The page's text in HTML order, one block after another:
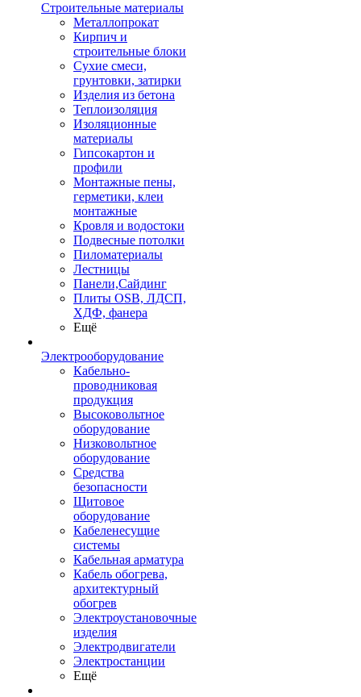
Строительные материалы
Металлопрокат
Кирпич и
строительные блоки
Сухие смеси,
грунтовки, затирки
Изделия из бетона
Теплоизоляция
Изоляционные
материалы
Гипсокартон и
профили
Монтажные пены,
герметики, клеи
монтажные
Кровля и водостоки
Подвесные потолки
Пиломатериалы
Лестницы
Панели,Сайдинг
Плиты OSB, ЛДСП,
ХДФ, фанера
Ещё
Электрооборудование
Кабельно-
проводниковая
продукция
Высоковольтное
оборудование
Низковольтное
оборудование
Средства
безопасности
Щитовое
оборудование
Кабеленесущие
системы
Кабельная арматура
Кабель обогрева,
архитектурный
обогрев
Электроустановочные
изделия
Электродвигатели
Электростанции
Ещё